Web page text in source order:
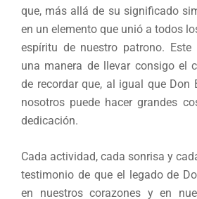
que, más allá de su significado
en un elemento que unió a todos
espíritu de nuestro patrono.
una manera de llevar consigo el
de recordar que, al igual que Don
nosotros puede hacer grandes
dedicación.
Cada actividad, cada sonrisa y
testimonio de que el legado de
en nuestros corazones y en